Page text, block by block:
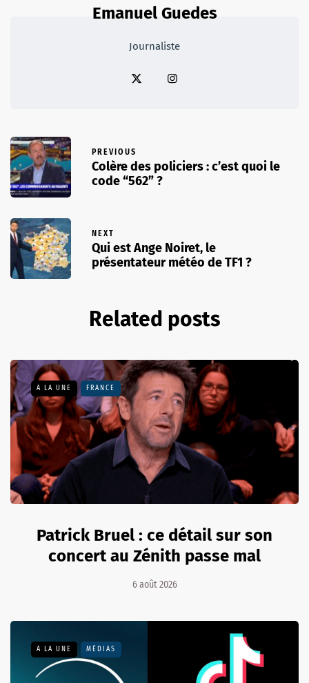
Emanuel Guedes
Journaliste
PREVIOUS
Colère des policiers : c’est quoi le
code “562” ?
NEXT
Qui est Ange Noiret, le
présentateur météo de TF1 ?
Related posts
A LA UNE FRANCE
Patrick Bruel : ce détail sur son
concert au Zénith passe mal
6 août 2026
A LA UNE MÉDIAS